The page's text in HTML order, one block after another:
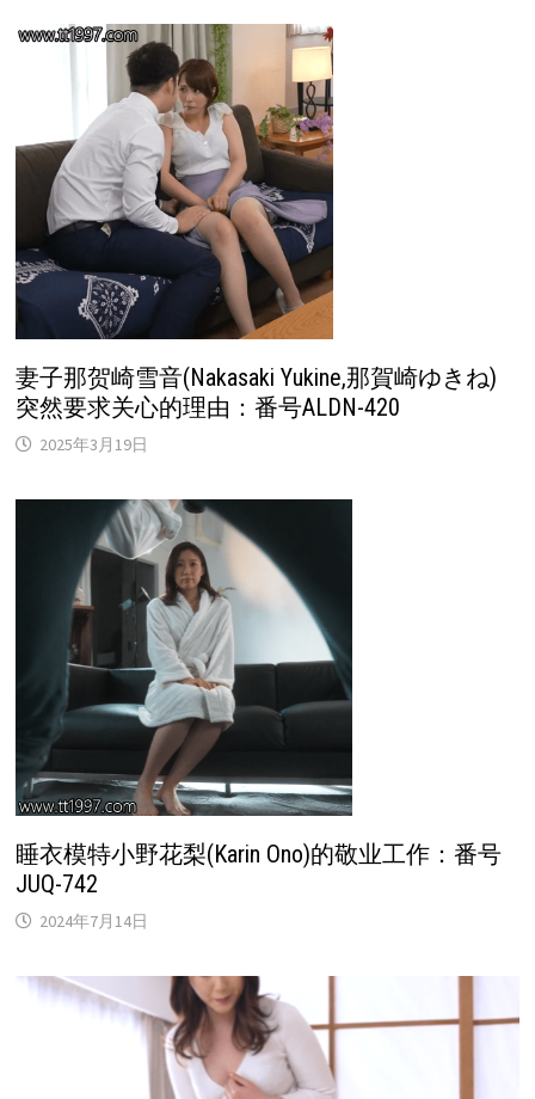
妻子那贺崎雪音(Nakasaki Yukine,那賀崎ゆきね)
突然要求关心的理由：番号ALDN-420
2025年3月19日
睡衣模特小野花梨(Karin Ono)的敬业工作：番号
JUQ-742
2024年7月14日